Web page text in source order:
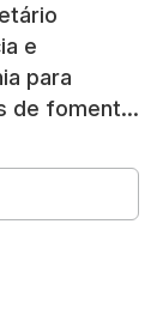
e
para
de fomento